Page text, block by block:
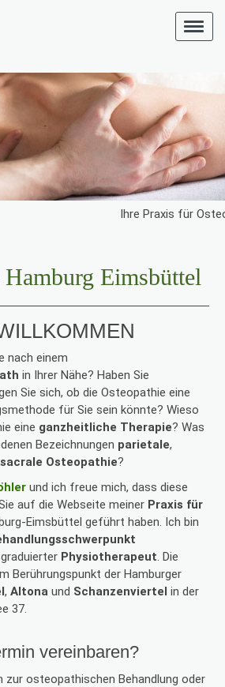
Ihre Praxis für
Hamburg Eimsbüttel
nach einem
in Ihrer Nähe? Haben Sie
Sie sich, ob die Osteopathie eine
für Sie sein könnte? Wieso
eine ganzheitliche Therapie? Was
Bezeichnungen parietale,
Osteopathie?
und ich freue mich, dass diese
auf die Webseite meiner Praxis für
Eimsbüttel geführt haben. Ich bin
Physiotherapeut. Die
Berührungspunkt der Hamburger
, Altona und Schanzenviertel in der
37.
vereinbaren?
zur osteopathischen Behandlung oder